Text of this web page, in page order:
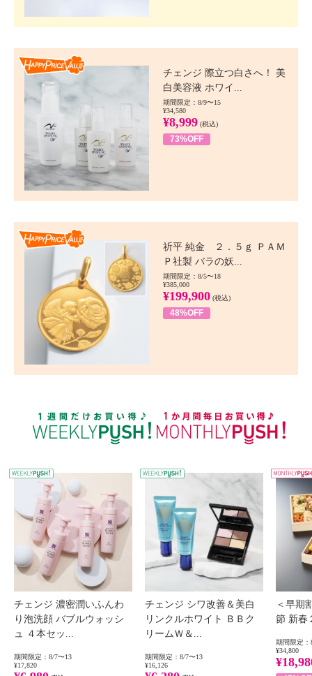
チェンジ 際立つ白さへ！ 美
白美容液 ホワイ...
期間限定：8/9〜15
¥34,580
¥8,999 (税込)
73%OFF
祈平 純金 ２．５ｇ ＰＡＭ
Ｐ社製 バラの妖...
期間限定：8/5〜18
¥385,000
¥199,900 (税込)
48%OFF
WEEKLY PUSH
チェンジ 濃密潤いふんわ
り泡洗顔 バブルウォッシ
ュ ４本セッ...
期間限定：8/7〜13
¥17,820
チェンジ シワ改善＆美白
リンクルホワイト ＢＢク
リームＷ＆...
期間限定：8/7〜13
¥16,126
＜早期
節 新春
期間限定：
¥34,800